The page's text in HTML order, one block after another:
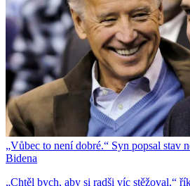
„Vůbec to není dobré.“ Syn popsal stav
Bidena
„Chtěl bych, aby si radši víc stěžoval,“